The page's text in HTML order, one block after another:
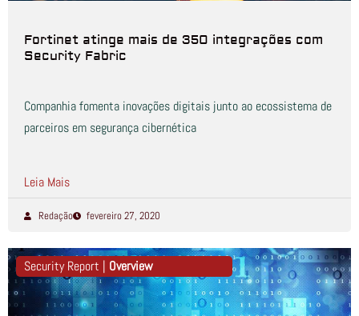
Fortinet atinge mais de 350 integrações com
Security Fabric
Companhia fomenta inovações digitais junto ao ecossistema de
parceiros em segurança cibernética
Leia Mais
Redação fevereiro 27, 2020
Security Report | Overview